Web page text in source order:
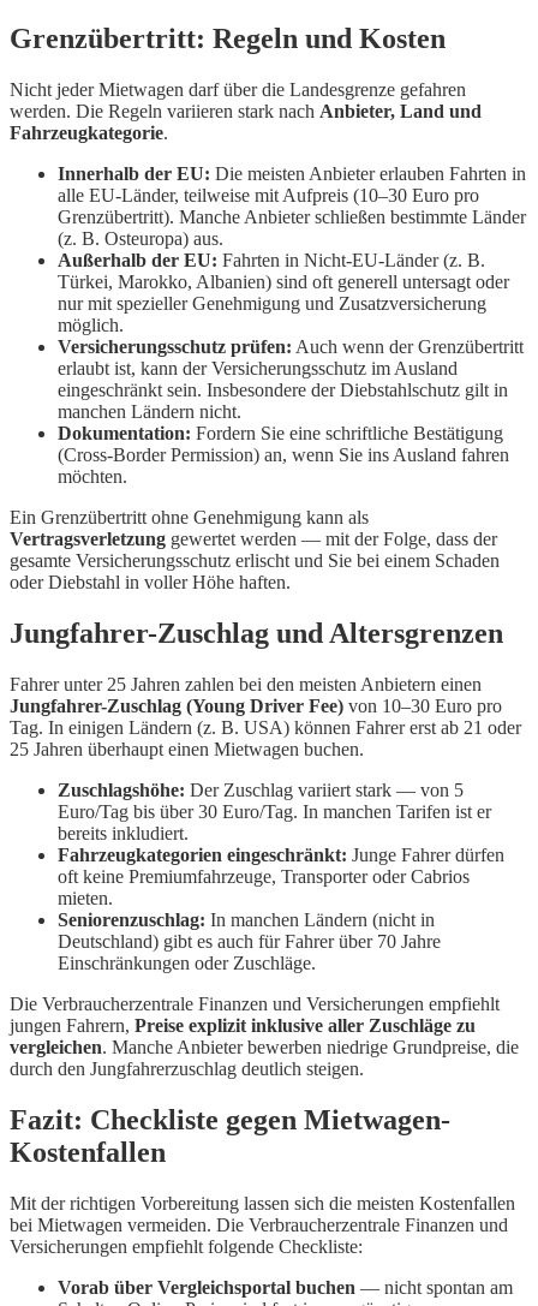
Grenzübertritt: Regeln und Kosten
Nicht jeder Mietwagen darf über die Landesgrenze gefahren
werden. Die Regeln variieren stark nach Anbieter, Land und
Fahrzeugkategorie.
Innerhalb der EU: Die meisten Anbieter erlauben Fahrten in
alle EU-Länder, teilweise mit Aufpreis (10–30 Euro pro
Grenzübertritt). Manche Anbieter schließen bestimmte Länder
(z. B. Osteuropa) aus.
Außerhalb der EU: Fahrten in Nicht-EU-Länder (z. B.
Türkei, Marokko, Albanien) sind oft generell untersagt oder
nur mit spezieller Genehmigung und Zusatzversicherung
möglich.
Versicherungsschutz prüfen: Auch wenn der Grenzübertritt
erlaubt ist, kann der Versicherungsschutz im Ausland
eingeschränkt sein. Insbesondere der Diebstahlschutz gilt in
manchen Ländern nicht.
Dokumentation: Fordern Sie eine schriftliche Bestätigung
(Cross-Border Permission) an, wenn Sie ins Ausland fahren
möchten.
Ein Grenzübertritt ohne Genehmigung kann als
Vertragsverletzung gewertet werden — mit der Folge, dass der
gesamte Versicherungsschutz erlischt und Sie bei einem Schaden
oder Diebstahl in voller Höhe haften.
Jungfahrer-Zuschlag und Altersgrenzen
Fahrer unter 25 Jahren zahlen bei den meisten Anbietern einen
Jungfahrer-Zuschlag (Young Driver Fee) von 10–30 Euro pro
Tag. In einigen Ländern (z. B. USA) können Fahrer erst ab 21 oder
25 Jahren überhaupt einen Mietwagen buchen.
Zuschlagshöhe: Der Zuschlag variiert stark — von 5
Euro/Tag bis über 30 Euro/Tag. In manchen Tarifen ist er
bereits inkludiert.
Fahrzeugkategorien eingeschränkt: Junge Fahrer dürfen
oft keine Premiumfahrzeuge, Transporter oder Cabrios
mieten.
Seniorenzuschlag: In manchen Ländern (nicht in
Deutschland) gibt es auch für Fahrer über 70 Jahre
Einschränkungen oder Zuschläge.
Die Verbraucherzentrale Finanzen und Versicherungen empfiehlt
jungen Fahrern, Preise explizit inklusive aller Zuschläge zu
vergleichen. Manche Anbieter bewerben niedrige Grundpreise, die
durch den Jungfahrerzuschlag deutlich steigen.
Fazit: Checkliste gegen Mietwagen-
Kostenfallen
Mit der richtigen Vorbereitung lassen sich die meisten Kostenfallen
bei Mietwagen vermeiden. Die Verbraucherzentrale Finanzen und
Versicherungen empfiehlt folgende Checkliste:
Vorab über Vergleichsportal buchen — nicht spontan am